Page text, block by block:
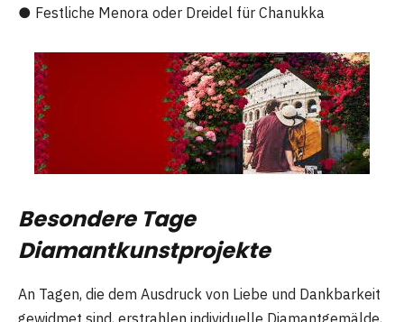
● Festliche Menora oder Dreidel für Chanukka
Besondere Tage
Diamantkunstprojekte
An Tagen, die dem Ausdruck von Liebe und Dankbarkeit